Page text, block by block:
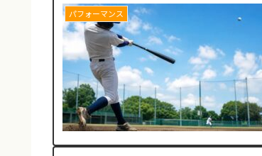
パフォーマンス